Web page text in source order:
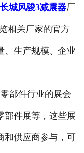
联系我们
城风骏3减震器厂
相关厂家的官方
、生产规模、企业
部件行业的展会
部件展等，这些展
和供应商参与，可